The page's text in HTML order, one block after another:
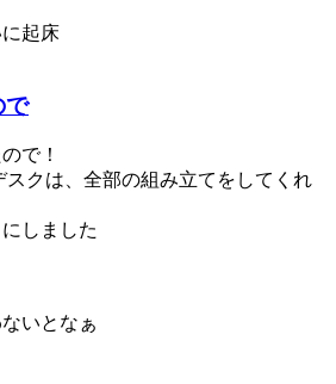
起床
で
で！
スクは、全部の組み立てをしてくれ
しました
いとなぁ